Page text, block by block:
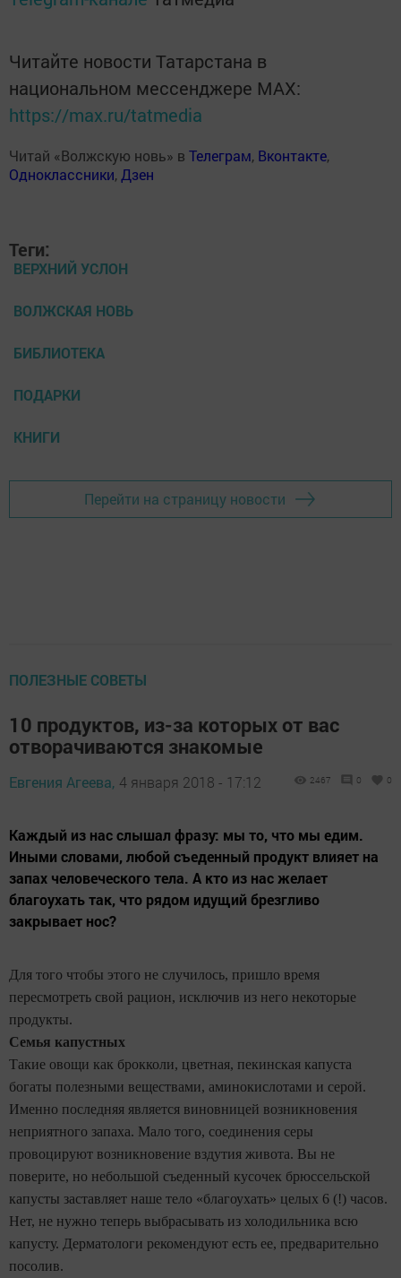
Читайте новости Татарстана в
национальном мессенджере MАХ:
https://max.ru/tatmedia
Читай «Волжскую новь» в Телеграм, Вконтакте,
Одноклассники, Дзен
Теги:
ВЕРХНИЙ УСЛОН
ВОЛЖСКАЯ НОВЬ
БИБЛИОТЕКА
ПОДАРКИ
КНИГИ
Перейти на страницу новости
ПОЛЕЗНЫЕ СОВЕТЫ
10 продуктов, из-за которых от вас
отворачиваются знакомые
Евгения Агеева, 4 января 2018 - 17:12 2467 0 0
Каждый из нас слышал фразу: мы то, что мы едим.
Иными словами, любой съеденный продукт влияет на
запах человеческого тела. А кто из нас желает
благоухать так, что рядом идущий брезгливо
закрывает нос?
Для того чтобы этого не случилось, пришло время
пересмотреть свой рацион, исключив из него некоторые
продукты.
Семья капустных
Такие овощи как брокколи, цветная, пекинская капуста
богаты полезными веществами, аминокислотами и серой.
Именно последняя является виновницей возникновения
неприятного запаха. Мало того, соединения серы
провоцируют возникновение вздутия живота. Вы не
поверите, но небольшой съеденный кусочек брюссельской
капусты заставляет наше тело «благоухать» целых 6 (!) часов.
Нет, не нужно теперь выбрасывать из холодильника всю
капусту. Дерматологи рекомендуют есть ее, предварительно
посолив.